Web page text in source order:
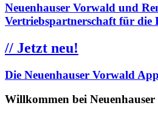
Neuenhauser Vorwald und
Vertriebspartnerschaft für die
// Jetzt neu!
Die Neuenhauser Vorwald App
Willkommen bei